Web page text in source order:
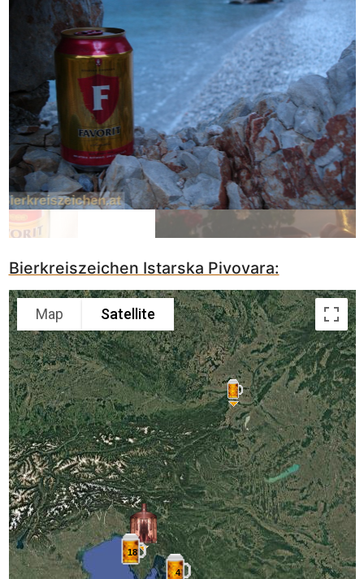
Bierkreiszeichen Istarska Pivovara:
18
4
Map Satellite